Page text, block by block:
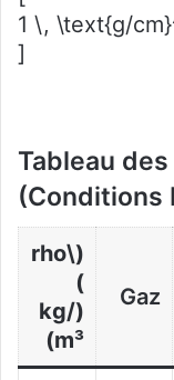
1 \, \text{g/
]
Tableau
(Conditions
Gaz
(\rho
)
(kg/
m³)